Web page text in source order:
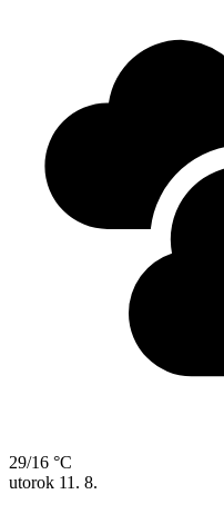
29/16 °C
utorok 11. 8.